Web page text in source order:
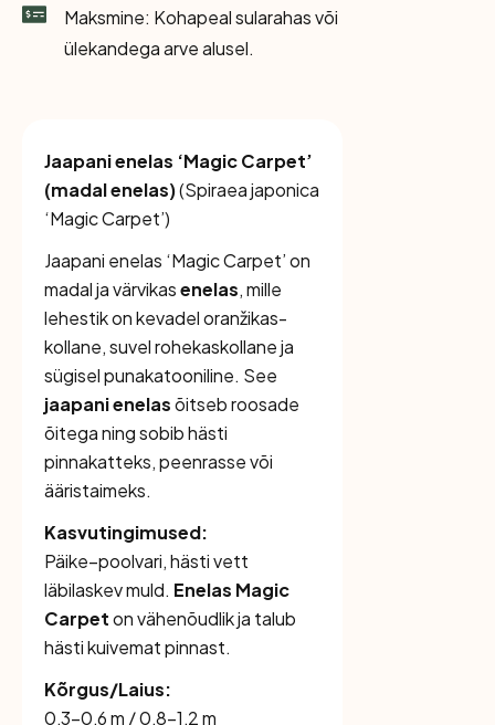
Maksmine: Kohapeal sularahas või
ülekandega arve alusel.
Jaapani enelas ‘Magic Carpet’
(madal enelas)(Spiraea japonica
‘Magic Carpet’)
Jaapani enelas ‘Magic Carpet’ on
madal ja värvikasenelas, mille
lehestik on kevadel oranžikas-
kollane, suvel rohekaskollane ja
sügisel punakatooniline. See
jaapani enelasõitseb roosade
õitega ning sobib hästi
pinnakatteks, peenrasse või
ääristaimeks.
Kasvutingimused:
Päike–poolvari, hästi vett
läbilaskev muld. Enelas Magic
Carpeton vähenõudlik ja talub
hästi kuivemat pinnast.
Kõrgus/Laius:
0,3–0,6 m / 0,8–1,2 m